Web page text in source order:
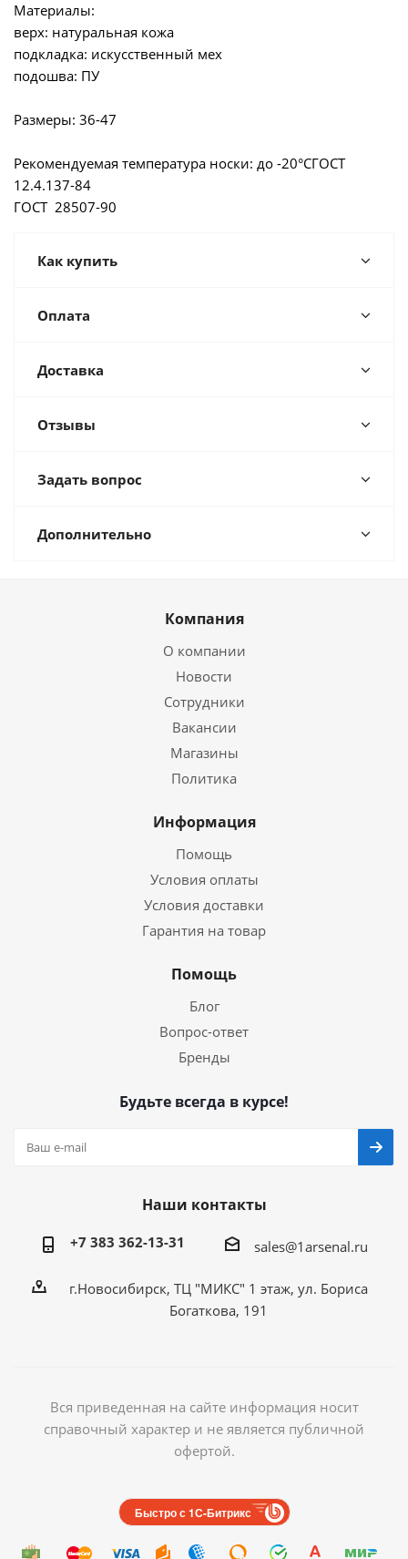
Материалы:
верх: натуральная кожа
подкладка: искусственный мех
подошва: ПУ
Размеры: 36-47
Рекомендуемая температура носки: до -20°СГОСТ
12.4.137-84
ГОСТ 28507-90
Как купить
Оплата
Доставка
Отзывы
Задать вопрос
Дополнительно
Компания
О компании
Новости
Сотрудники
Вакансии
Магазины
Политика
Информация
Помощь
Условия оплаты
Условия доставки
Гарантия на товар
Помощь
Блог
Вопрос-ответ
Бренды
Будьте всегда в курсе!
Наши контакты
+7 383 362-13-31 sales@1arsenal.ru
г.Новосибирск, ТЦ "МИКС" 1 этаж, ул. Бориса
Богаткова, 191
Вся приведенная на сайте информация носит
справочный характер и не является публичной
офертой.
Быстро с 1С-Битрикс